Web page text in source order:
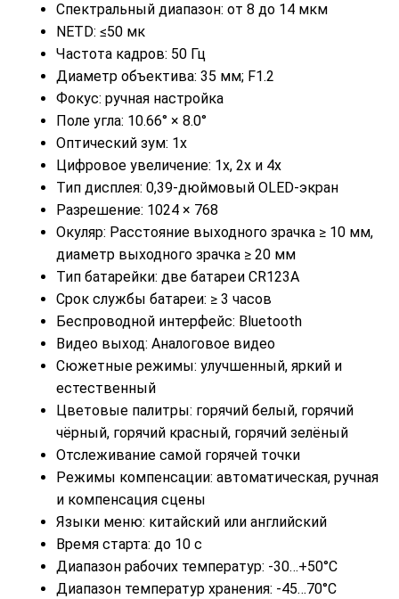
Спектральный диапазон: от 8 до 14 мкм
NETD: ≤50 мк
Частота кадров: 50 Гц
Диаметр объектива: 35 мм; F1.2
Фокус: ручная настройка
Поле угла: 10.66° × 8.0°
Оптический зум: 1x
Цифровое увеличение: 1x, 2x и 4x
Тип дисплея: 0,39-дюймовый OLED-экран
Разрешение: 1024 × 768
Окуляр: Расстояние выходного зрачка ≥ 10 мм,
диаметр выходного зрачка ≥ 20 мм
Тип батарейки: две батареи CR123A
Срок службы батареи: ≥ 3 часов
Беспроводной интерфейс: Bluetooth
Видео выход: Аналоговое видео
Сюжетные режимы: улучшенный, яркий и
естественный
Цветовые палитры: горячий белый, горячий
чёрный, горячий красный, горячий зелёный
Отслеживание самой горячей точки
Режимы компенсации: автоматическая, ручная
и компенсация сцены
Языки меню: китайский или английский
Время старта: до 10 с
Диапазон рабочих температур: -30…+50°C
Диапазон температур хранения: -45…70°C